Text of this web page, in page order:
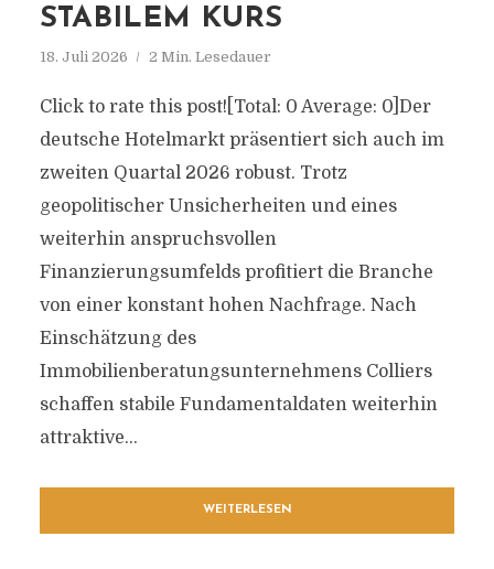
STABILEM KURS
18. Juli 2026 2 Min. Lesedauer
Click to rate this post![Total: 0 Average: 0]Der
deutsche Hotelmarkt präsentiert sich auch im
zweiten Quartal 2026 robust. Trotz
geopolitischer Unsicherheiten und eines
weiterhin anspruchsvollen
Finanzierungsumfelds profitiert die Branche
von einer konstant hohen Nachfrage. Nach
Einschätzung des
Immobilienberatungsunternehmens Colliers
schaffen stabile Fundamentaldaten weiterhin
attraktive...
WEITERLESEN